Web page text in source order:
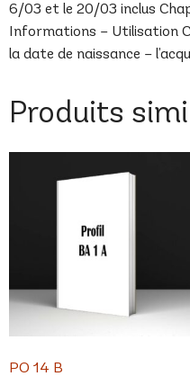
6/03 et le 20/03 inclus
Informations – Utilisation
la date de naissance –
Produits
PO 14 B